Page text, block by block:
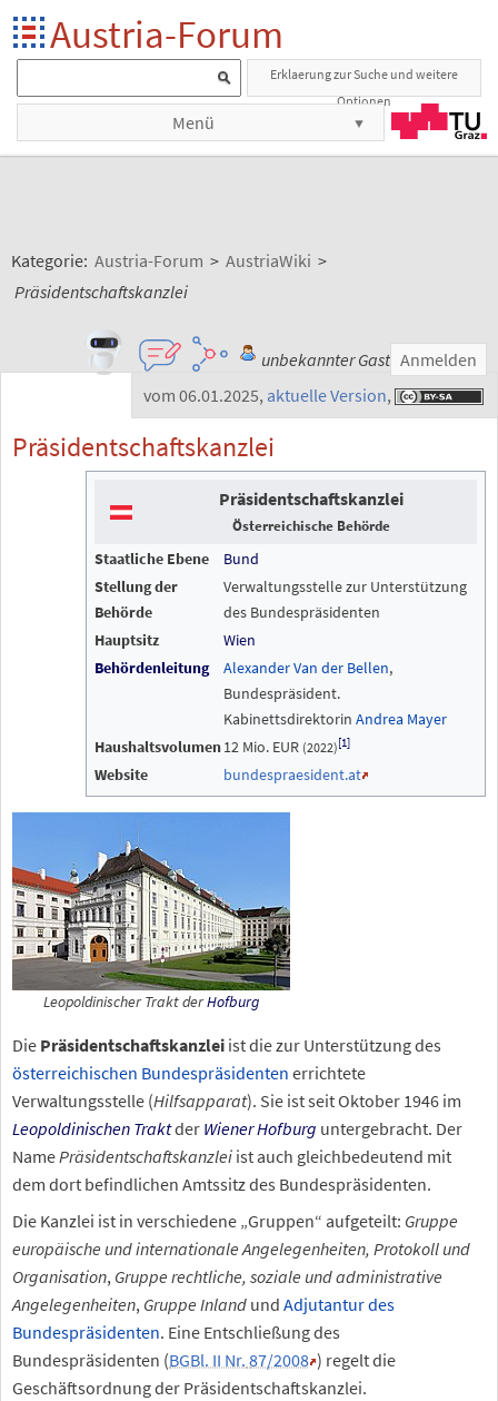
Austria-Forum
Erklaerung zur Suche und weitere
Optionen
Menü
Kategorie: Austria-Forum > AustriaWiki >
Präsidentschaftskanzlei
unbekannter Gast Anmelden
vom 06.01.2025, aktuelle Version,
Präsidentschaftskanzlei
Präsidentschaftskanzlei
Österreichische Behörde
Staatliche Ebene
Bund
Stellung der
Behörde
Verwaltungsstelle zur Unterstützung
des Bundespräsidenten
Hauptsitz
Wien
Behördenleitung Alexander Van der Bellen,
Bundespräsident.
Kabinettsdirektorin Andrea Mayer
Haushaltsvolumen12 Mio. EUR (2022)[1]
Website bundespraesident.at
Leopoldinischer Trakt derHofburg
Die Präsidentschaftskanzlei ist die zur Unterstützung des
österreichischen Bundespräsidenten errichtete
Verwaltungsstelle (Hilfsapparat). Sie ist seit Oktober 1946 im
Leopoldinischen Traktder WienerHofburg untergebracht. Der
NamePräsidentschaftskanzlei ist auch gleichbedeutend mit
dem dort befindlichen Amtssitz des Bundespräsidenten.
Die Kanzlei ist in verschiedene „Gruppen“ aufgeteilt: Gruppe
europäische und internationale Angelegenheiten, Protokoll und
Organisation, Gruppe rechtliche, soziale und administrative
Angelegenheiten, Gruppe Inland und Adjutantur des
Bundespräsidenten. Eine Entschließung des
Bundespräsidenten (BGBl. II Nr. 87/2008 ) regelt die
Geschäftsordnung der Präsidentschaftskanzlei.